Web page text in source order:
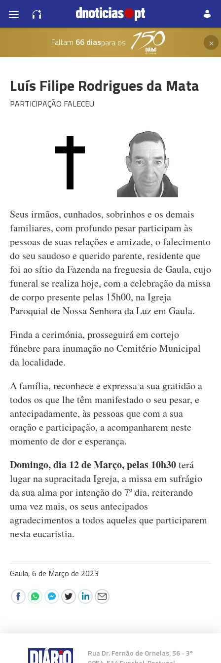
Faltam 66 diaspara os ×
Luís Filipe Rodrigues da Mata
PARTICIPAÇÃO FALECEU
Seus irmãos, cunhados, sobrinhos e os demais
familiares, com profundo pesar participam às
pessoas de suas relações e amizade, o falecimento
do seu saudoso e querido parente, residente que
foi ao sítio da Fazenda na freguesia de Gaula, cujo
funeral se realiza hoje, com a celebração da missa
de corpo presente pelas 15h00, na Igreja
Paroquial de Nossa Senhora da Luz em Gaula.
Finda a cerimónia, prosseguirá em cortejo
fúnebre para inumação no Cemitério Municipal
da localidade.
A família, reconhece e expressa a sua gratidão a
todos os que lhe têm manifestado o seu pesar, e
antecipadamente, às pessoas que com a sua
oração e participação, a acompanharem neste
momento de dor e esperança.
Domingo, dia 12 de Março, pelas 10h30terá
lugar na supracitada Igreja, a missa em sufrágio
da sua alma por intenção do 7º dia, reiterando
uma vez mais, os seus antecipados
agradecimentos a todos aqueles que participarem
nesta eucaristia.
Gaula, 6 de Março de 2023
Rua Dr. Fernão de Ornelas, 56 - 3º